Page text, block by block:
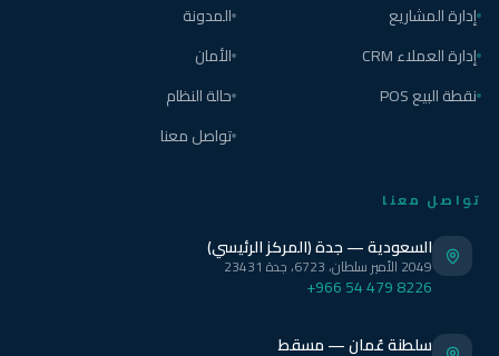
إدارة المشاريع
إدارة العملاء CRM
نقطة البيع POS
المدونة
الأمان
حالة النظام
تواصل معنا
تواصل معنا
السعودية — جدة (المركز الرئيسي)
2049 الأمير سلطان، 6723، جدة 23431
+966 54 479 8226
سلطنة عُمان — مسقط